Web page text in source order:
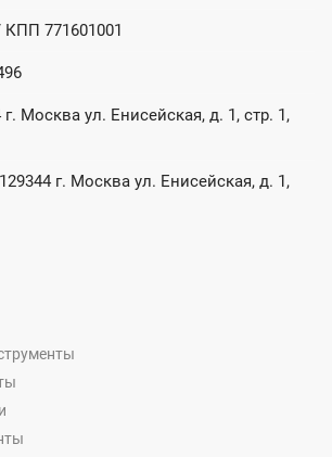
771601001
г. Москва ул. Енисейская, д. 1, стр. 1,
129344 г. Москва ул. Енисейская, д. 1,